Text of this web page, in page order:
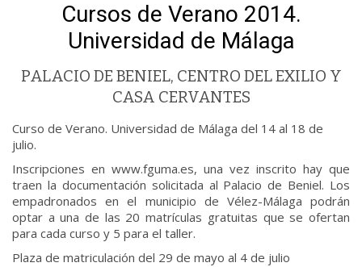
Cursos de Verano 2014.
Universidad de Málaga
PALACIO DE BENIEL, CENTRO DEL EXILIO Y
CASA CERVANTES
Curso de Verano. Universidad de Málaga del 14 al 18 de
julio.
Inscripciones en www.fguma.es, una vez inscrito hay que
traen la documentación solicitada al Palacio de Beniel. Los
empadronados en el municipio de Vélez-Málaga podrán
optar a una de las 20 matrículas gratuitas que se ofertan
para cada curso y 5 para el taller.
Plaza de matriculación del 29 de mayo al 4 de julio